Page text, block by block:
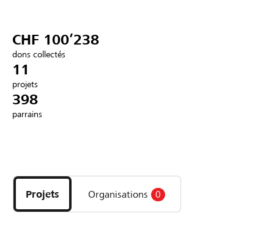
Se connecter
DE FR IT
CHF 100’238
dons collectés
11
projets
398
parrains
les
projets
et
Projets Organisations 0